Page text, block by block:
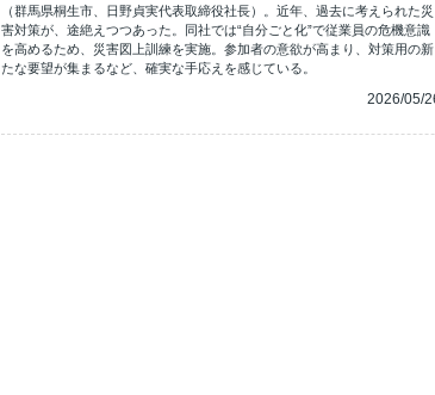
（群馬県桐生市、日野貞実代表取締役社長）。近年、過去に考えられた災
害対策が、途絶えつつあった。同社では“自分ごと化”で従業員の危機意識
を高めるため、災害図上訓練を実施。参加者の意欲が高まり、対策用の新
たな要望が集まるなど、確実な手応えを感じている。
2026/05/